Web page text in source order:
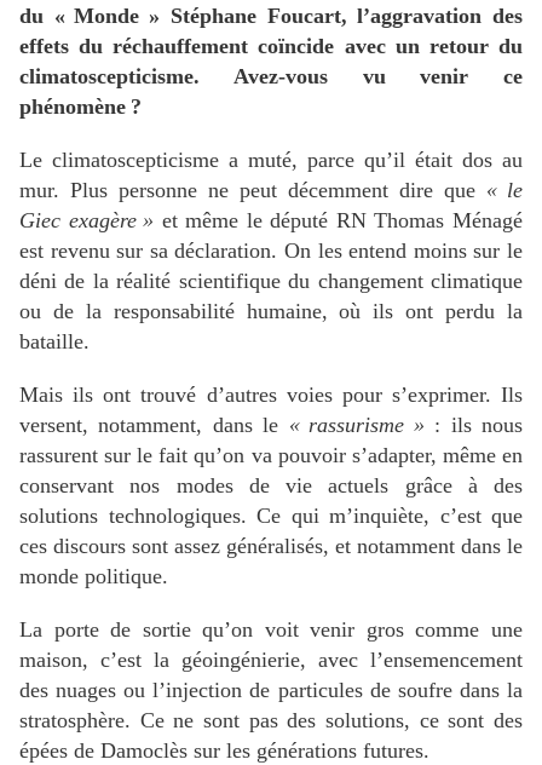
du « Monde » Stéphane Foucart, l’aggravation des
effets du réchauffement coïncide avec un retour du
climatoscepticisme. Avez-vous vu venir ce
phénomène ?
Le climatoscepticisme a muté, parce qu’il était dos au
mur. Plus personne ne peut décemment dire que « le
Giec exagère » et même le député RNThomas Ménagé
est revenu sur sa déclaration. On les entend moins sur le
déni de la réalité scientifique du changement climatique
ou de la responsabilité humaine, où ils ont perdu la
bataille.
Mais ils ont trouvé d’autres voies pour s’exprimer. Ils
versent, notamment, dans le « rassurisme » : ils nous
rassurent sur le fait qu’on va pouvoir s’adapter, même en
conservant nos modes de vie actuels grâce à des
solutions technologiques. Ce qui m’inquiète, c’est que
ces discours sont assez généralisés, et notamment dans le
monde politique.
La porte de sortie qu’on voit venir gros comme une
maison, c’est la géoingénierie, avec l’ensemencement
des nuages ou l’injection de particules de soufre dans la
stratosphère. Ce ne sont pas des solutions, ce sont des
épées de Damoclès sur les générations futures.